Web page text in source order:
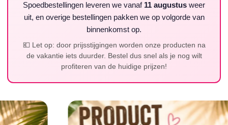
Spoedbestellingen leveren we vanaf 11 augustus weer
uit, en overige bestellingen pakken we op volgorde van
binnenkomst op.
💶 Let op: door prijsstijgingen worden onze producten na
de vakantie iets duurder. Bestel dus snel als je nog wilt
profiteren van de huidige prijzen!